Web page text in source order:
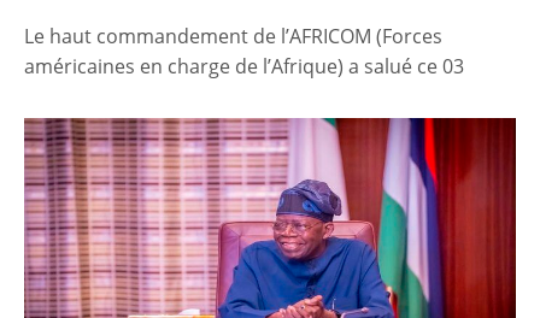
Le haut commandement de l’AFRICOM (Forces
américaines en charge de l’Afrique) a salué ce 03